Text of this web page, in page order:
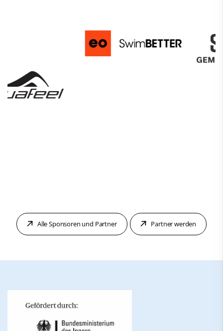
Alle Sponsoren und Partner Partner werden